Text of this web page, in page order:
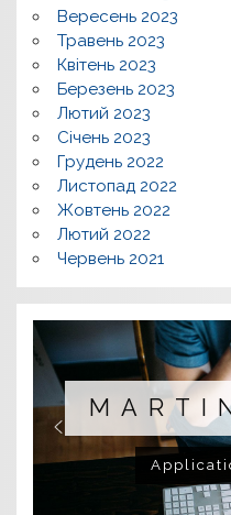
Вересень 2023
Травень 2023
Квітень 2023
Березень 2023
Лютий 2023
Січень 2023
Грудень 2022
Листопад 2022
Жовтень 2022
Лютий 2022
Червень 2021